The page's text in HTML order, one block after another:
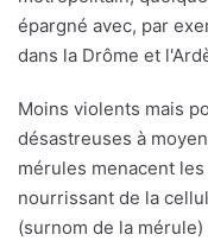
épargné avec, par
dans la Drôme et
Moins violents mais
désastreuses à
mérules menacent
nourrissant de la
(surnom de la